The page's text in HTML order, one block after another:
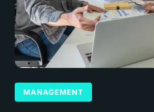
MANAGEMENT